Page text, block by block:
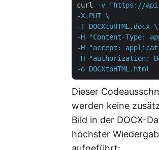
curl
-v "https://
-X PUT \
-T DOCXtoHTML.docx \
-H "Content-Type:
-H "accept:
-H "authorization:
-o DOCXtoHTML.html
Dieser
werden keine
Bild in der DOCX-
höchster